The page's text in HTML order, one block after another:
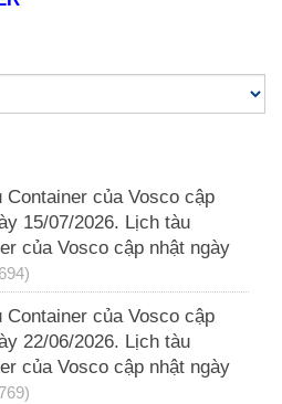
Container của Vosco cập
15/07/2026. Lịch tàu
của Vosco cập nhật ngày
Container của Vosco cập
22/06/2026. Lịch tàu
của Vosco cập nhật ngày